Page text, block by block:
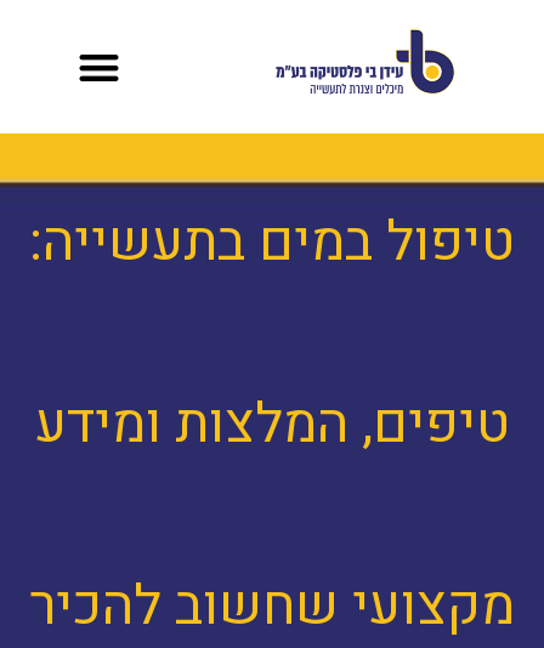
טיפול במים בתעשייה:
טיפים, המלצות ומידע
מקצועי שחשוב להכיר